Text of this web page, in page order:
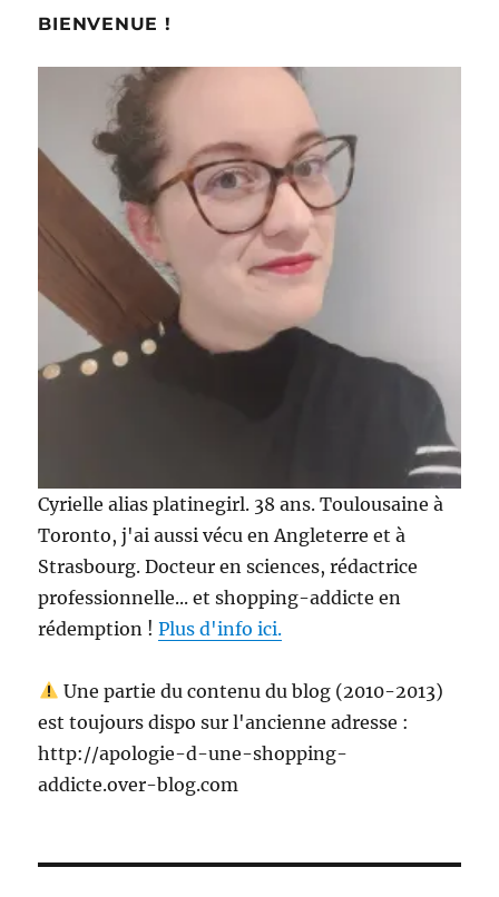
BIENVENUE !
Cyrielle alias platinegirl. 38 ans. Toulousaine à
Toronto, j'ai aussi vécu en Angleterre et à
Strasbourg. Docteur en sciences, rédactrice
professionnelle... et shopping-addicte en
rédemption !Plus d'info ici.
Une partie du contenu du blog (2010-2013)
est toujours dispo sur l'ancienne adresse :
http://apologie-d-une-shopping-
addicte.over-blog.com